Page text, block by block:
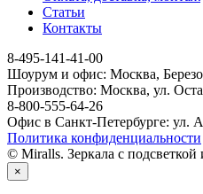
Статьи
Контакты
8-495-141-41-00
Шоурум и офис: Москва,
Производство: Москва, ул.
8-800-555-64-26
Офис в Санкт-Петербурге: ул.
Политика конфиденциальности
© Miralls. Зеркала с подсветкой
×